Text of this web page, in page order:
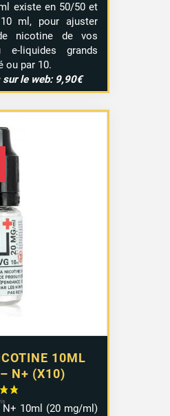
existe en 50/50 et
ml, pour ajuster
nicotine de vos
e-liquides grands
ou par 10.
le web: 9,90€
10ML
N+ (X10)
Plage
de
prix :
8,99 €
à
9,29 €
10ml (20 mg/ml)